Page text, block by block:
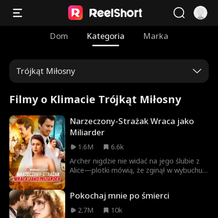
Dom Kategoria Marka
Trójkąt Miłosny
Filmy o Klimacie Trójkąt Miłosny
Narzeczony-Strażak Wraca jako
Miliarder
1.6M
6.6k
Archer nigdzie nie widać na jego ślubie z
Alice—plotki mówią, że zginął w wybuchu
zalotnika, Philipa. Na nowym ślubie Alice w
końcu widzi swojego męża ponownie—ale
Pokochaj mnie po śmierci
2.7M
10k